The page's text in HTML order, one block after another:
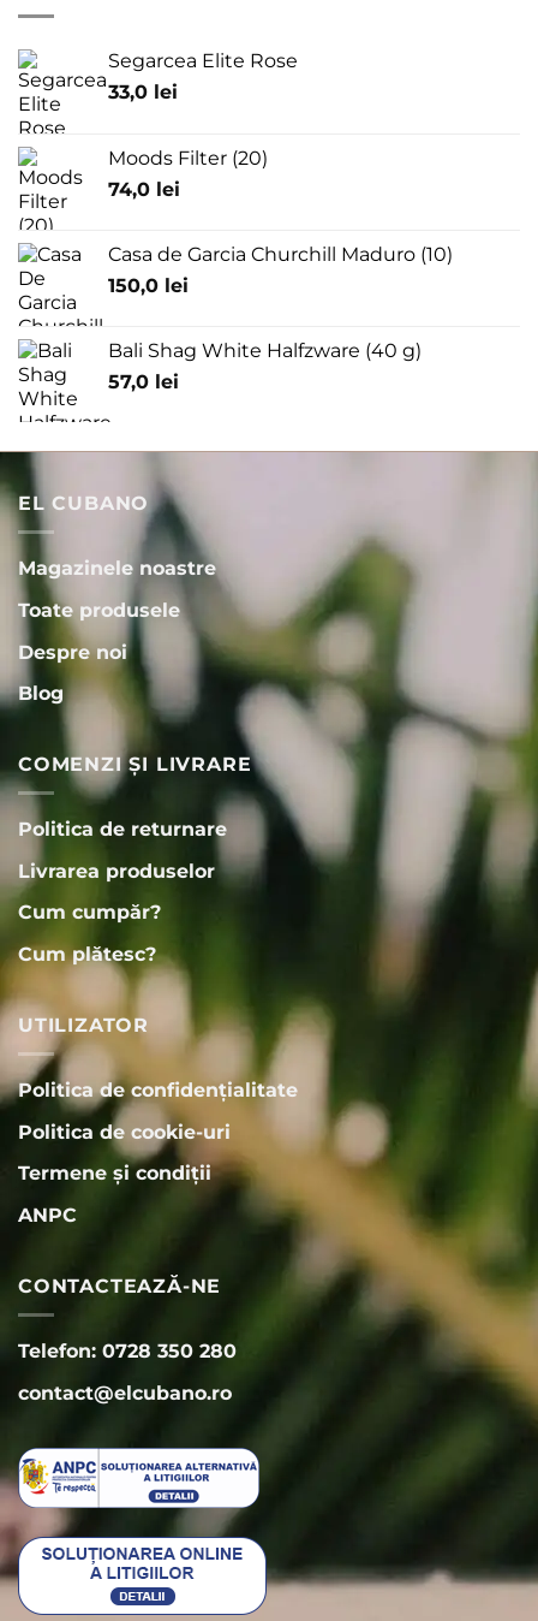
Segarcea Elite Rose
33,0 lei
Moods Filter (20)
74,0 lei
Casa de Garcia Churchill Maduro (10)
150,0 lei
Bali Shag White Halfzware (40 g)
57,0 lei
EL CUBANO
Magazinele noastre
Toate produsele
Despre noi
Blog
COMENZI ȘI LIVRARE
Politica de returnare
Livrarea produselor
Cum cumpăr?
Cum plătesc?
UTILIZATOR
Politica de confidențialitate
Politica de cookie-uri
Termene și condiții
ANPC
CONTACTEAZĂ-NE
Telefon: 0728 350 280
contact@elcubano.ro